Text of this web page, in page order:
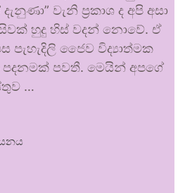
වැනි ප්‍රකාශ ද අපි අසා
හුදු හිස් වදන් නොවේ. ඒ
පැහැදිලි ජෛව විද්‍යාත්මක
පවතී. මෙයින් අපගේ
…